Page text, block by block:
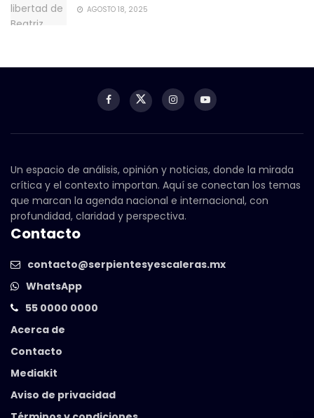
AGOSTO 18, 2025
Un espacio de análisis, opinión y noticias, donde la mirada
crítica y el contexto importan. Aquí se conectan los temas
que marcan la agenda nacional e internacional, con
profundidad, claridad y perspectiva.
Contacto
contacto@serpientesyescaleras.mx
WhatsApp
55 0000 0000
Acerca de
Contacto
Mediakit
Aviso de privacidad